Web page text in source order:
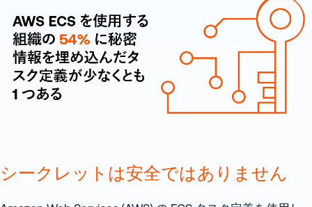
シークレットは安全ではありません